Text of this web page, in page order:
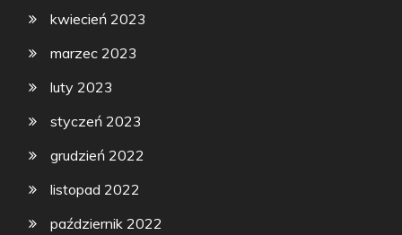
kwiecień 2023
marzec 2023
luty 2023
styczeń 2023
grudzień 2022
listopad 2022
październik 2022